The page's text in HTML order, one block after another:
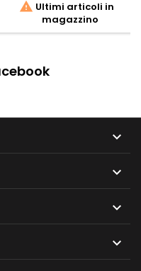
 Ultimi articoli in
magazzino



